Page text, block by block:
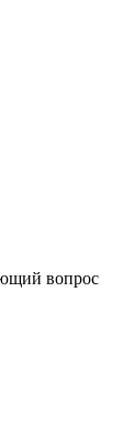
вопрос